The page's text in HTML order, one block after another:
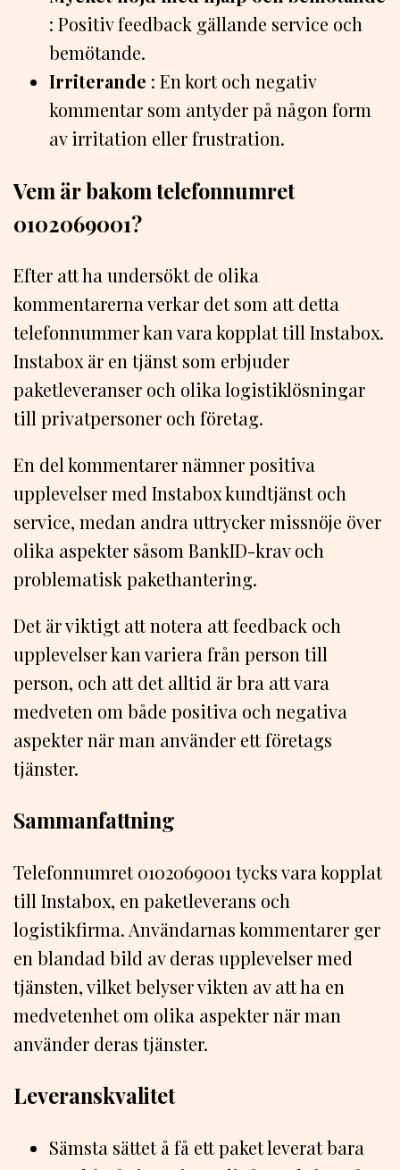
: Positiv feedback gällande service och
bemötande.
Irriterande : En kort och negativ
kommentar som antyder på någon form
av irritation eller frustration.
Vem är bakom telefonnumret
0102069001?
Efter att ha undersökt de olika
kommentarerna verkar det som att detta
telefonnummer kan vara kopplat till Instabox.
Instabox är en tjänst som erbjuder
paketleveranser och olika logistiklösningar
till privatpersoner och företag.
En del kommentarer nämner positiva
upplevelser med Instabox kundtjänst och
service, medan andra uttrycker missnöje över
olika aspekter såsom BankID-krav och
problematisk pakethantering.
Det är viktigt att notera att feedback och
upplevelser kan variera från person till
person, och att det alltid är bra att vara
medveten om både positiva och negativa
aspekter när man använder ett företags
tjänster.
Sammanfattning
Telefonnumret 0102069001 tycks vara kopplat
till Instabox, en paketleverans och
logistikfirma. Användarnas kommentarer ger
en blandad bild av deras upplevelser med
tjänsten, vilket belyser vikten av att ha en
medvetenhet om olika aspekter när man
använder deras tjänster.
Leveranskvalitet
Sämsta sättet å få ett paket leverat bara